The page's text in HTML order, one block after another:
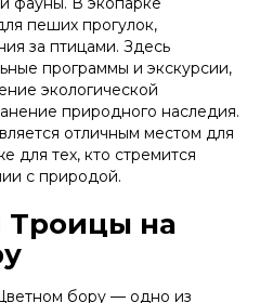
пеших прогулок,
за птицами. Здесь
программы и экскурсии,
экологической
природного наследия.
отличным местом для
для тех, кто стремится
с природой.
Троицы на
бору — одно из